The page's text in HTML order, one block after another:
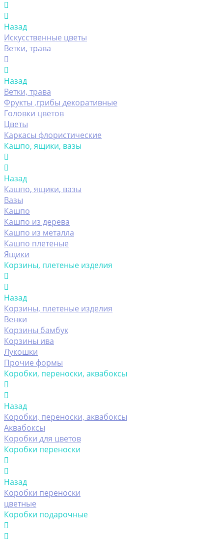
Назад
Искусственные цветы
Ветки, трава
Назад
Ветки, трава
Фрукты ,грибы декоративные
Головки цветов
Цветы
Каркасы флористические
Кашпо, ящики, вазы
Назад
Кашпо, ящики, вазы
Вазы
Кашпо
Кашпо из дерева
Кашпо из металла
Кашпо плетеные
Ящики
Корзины, плетеные изделия
Назад
Корзины, плетеные изделия
Венки
Корзины бамбук
Корзины ива
Лукошки
Прочие формы
Коробки, переноски, аквабоксы
Назад
Коробки, переноски, аквабоксы
Аквабоксы
Коробки для цветов
Коробки переноски
Назад
Коробки переноски
цветные
Коробки подарочные